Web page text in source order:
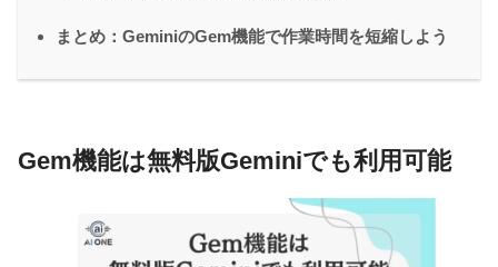
まとめ：GeminiのGem機能で作業時間を短縮しよう
Gem機能は無料版Geminiでも利用可能